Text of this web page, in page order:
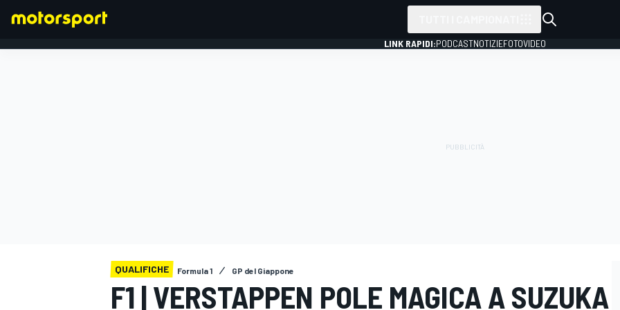
LINK RAPIDI:PODCASTNOTIZIEFOTOVIDEO
QUALIFICHE Formula 1 GP del Giappone
F1 | VERSTAPPEN POLE MAGICA A SUZUKA